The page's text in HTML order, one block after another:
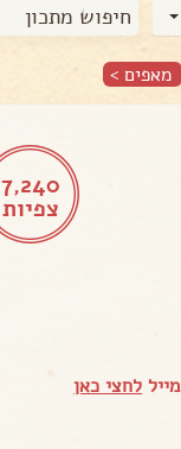
מאפים >
7,240
צפיות
לחצי כאן